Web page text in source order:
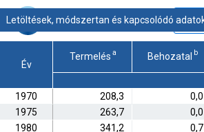
19.1.1.53.
Baromfihúsmérleg*
Év
Termelés a Behozatal b
1970
208,3 0,0
1975
263,7 0,0
1980
341,2 0,7